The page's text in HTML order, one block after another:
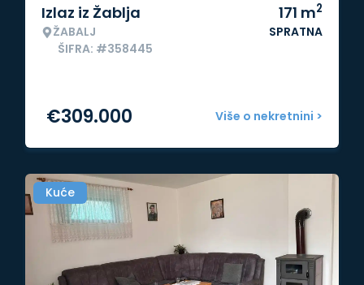
Izlaz iz Žablja
ŽABALJ
ŠIFRA: #358445
171 m2
SPRATNA
Više o nekretnini >
€309.000
Kuće